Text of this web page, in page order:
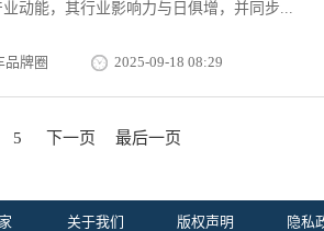
动能，其行业影响力与日俱增，并同步...
品牌圈 2025-09-18 08:29
5 下一页 最后一页
关于我们 版权声明 隐私